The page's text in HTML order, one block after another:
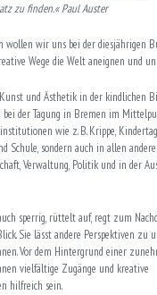
zu finden.« Paul Auster
wollen wir uns bei der diesjährigen
Wege die Welt aneignen und
und Ästhetik in der kindlichen
der Tagung in Bremen im
wie z. B. Krippe,
Schule, sondern auch in allen
Verwaltung, Politik und in der
sperrig, rüttelt auf, regt zum
Sie lässt andere Perspektiven zu
Vor dem Hintergrund einer
vielfältige Zugänge und kreative
hilfreich sein.